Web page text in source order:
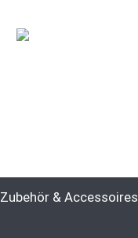
Zubehör & Accessoires